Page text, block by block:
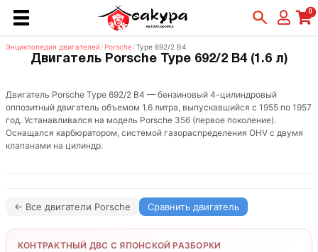
0
Энциклопедия двигателей/ Porsche/Type 692/2 B4
Двигатель Porsche Type 692/2 B4 (1.6 л)
Двигатель Porsche Type 692/2 B4 — бензиновый 4-цилиндровый
оппозитный двигатель объемом 1.6 литра, выпускавшийся с 1955 по 1957
год. Устанавливался на модель Porsche 356 (первое поколение).
Оснащался карбюратором, системой газораспределения OHV с двумя
клапанами на цилиндр.
← Все двигатели Porsche Сравнить двигатель
КОНТРАКТНЫЙ ДВС С ЯПОНСКОЙ РАЗБОРКИ